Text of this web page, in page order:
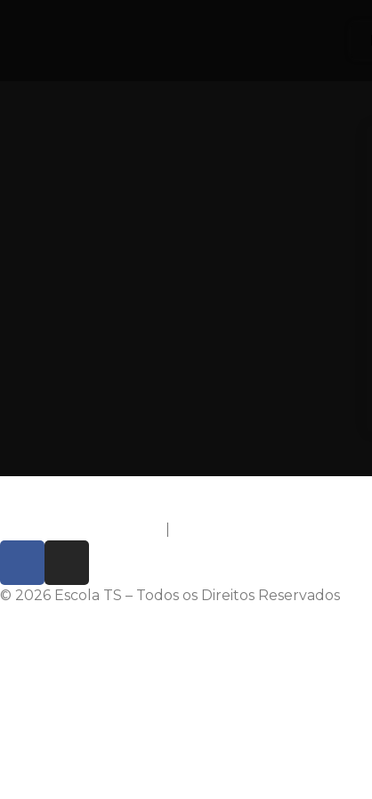
© 2026 Escola TS – Todos os Direitos Reservados